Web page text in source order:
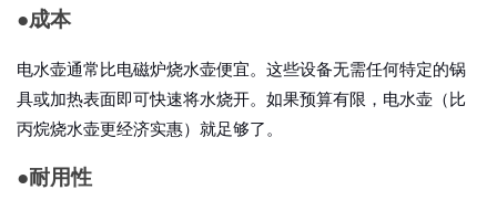
●成本
电水壶通常比电磁炉烧水壶便宜。这些设备无需任何特定的锅
具或加热表面即可快速将水烧开。如果预算有限，电水壶（比
丙烷烧水壶更经济实惠）就足够了。
●耐用性